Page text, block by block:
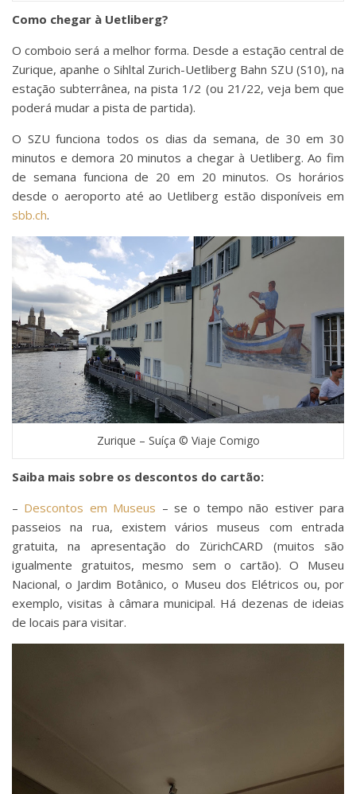
Como chegar à Uetliberg?
O comboio será a melhor forma. Desde a estação central de
Zurique, apanhe o Sihltal Zurich-Uetliberg Bahn SZU (S10), na
estação subterrânea, na pista 1/2 (ou 21/22, veja bem que
poderá mudar a pista de partida).
O SZU funciona todos os dias da semana, de 30 em 30
minutos e demora 20 minutos a chegar à Uetliberg. Ao fim
de semana funciona de 20 em 20 minutos. Os horários
desde o aeroporto até ao Uetliberg estão disponíveis em
sbb.ch.
Zurique – Suíça © Viaje Comigo
Saiba mais sobre os descontos do cartão:
– Descontos em Museus – se o tempo não estiver para
passeios na rua, existem vários museus com entrada
gratuita, na apresentação do ZürichCARD (muitos são
igualmente gratuitos, mesmo sem o cartão). O Museu
Nacional, o Jardim Botânico, o Museu dos Elétricos ou, por
exemplo, visitas à câmara municipal. Há dezenas de ideias
de locais para visitar.